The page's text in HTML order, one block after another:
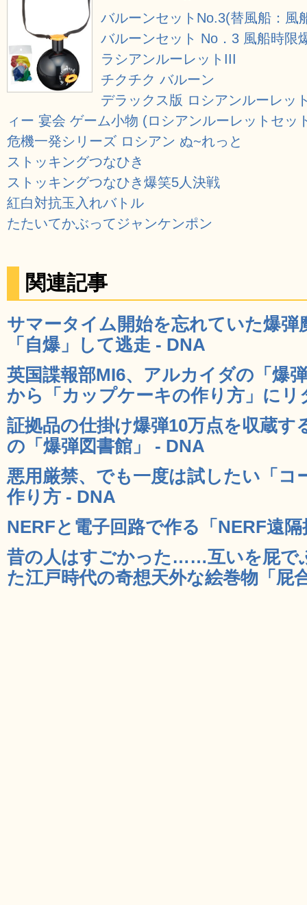
バルーンセットNo.3(替風船：風
バルーンセット No．3 風船時限
ラシアンルーレットIII
チクチク バルーン
デラックス版 ロシアンルーレッ
ィー 宴会 ゲーム小物 (ロシアンルーレットセッ
危機一発シリーズ ロシアン ぬ~れっと
ストッキングつなひき
ストッキングつなひき爆笑5人決戦
紅白対抗玉入れバトル
たたいてかぶってジャンケンポン
関連記事
サマータイム開始を忘れていた爆弾
「自爆」して逃走 - DNA
英国諜報部MI6、アルカイダの「爆
から「カップケーキの作り方」に
証拠品の仕掛け爆弾10万点を収蔵す
の「爆弾図書館」 - DNA
悪用厳禁、でも一度は試したい「コ
作り方 - DNA
NERFと電子回路で作る「NERF遠
昔の人はすごかった……互いを屁で
た江戸時代の奇想天外な絵巻物「屁